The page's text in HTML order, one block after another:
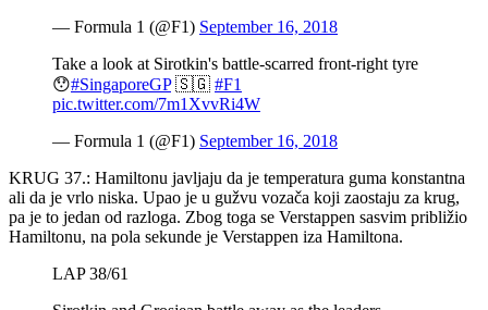
— Formula 1 (@F1) September 16, 2018
Take a look at Sirotkin's battle-scarred front-right tyre
😯#SingaporeGP🇸🇬 #F1
pic.twitter.com/7m1XvvRi4W
— Formula 1 (@F1) September 16, 2018
KRUG 37.: Hamiltonu javljaju da je temperatura guma konstantna
ali da je vrlo niska. Upao je u gužvu vozača koji zaostaju za krug,
pa je to jedan od razloga. Zbog toga se Verstappen sasvim približio
Hamiltonu, na pola sekunde je Verstappen iza Hamiltona.
LAP 38/61